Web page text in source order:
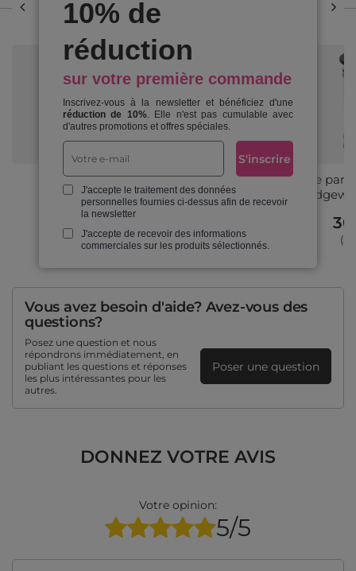
catégorie
Bougie parfumée Melon Pop
Bridgewater Candle 524 g
30,69 €
(5,86 € / 100g)
Bougie
Vous avez besoin d'aide? Avez-vous des
questions?
Posez une question et nous
répondrons immédiatement, en
publiant les questions et réponses
les plus intéressantes pour les
autres.
Poser une question
DONNEZ VOTRE AVIS
Votre opinion:
5/5
10% de
réduction
sur votre première commande
Inscrivez-vous à la newsletter et bénéficiez d'une
réduction de 10%. Elle n'est pas cumulable avec
d'autres promotions et offres spéciales.
S'inscrire
J'accepte le traitement des données
personnelles fournies ci-dessus afin de recevoir
la newsletter
J'accepte de recevoir des informations
commerciales sur les produits sélectionnés.